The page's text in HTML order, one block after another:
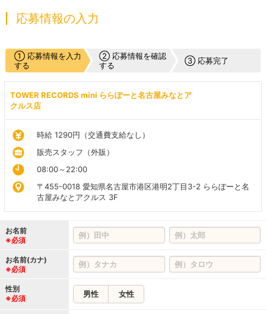
応募情報の入力
① 応募情報を入力
する
② 応募情報を確認
する
③ 応募完了
TOWER RECORDS mini ららぽーと名古屋みなとア
クルス店
時給 1290円（交通費支給なし）
販売スタッフ（外販）
08:00～22:00
〒455-0018 愛知県名古屋市港区港明2丁目3-2 ららぽーと名
古屋みなとアクルス 3F
お名前
※必須
お名前(カナ)
※必須
性別
※必須
男性 女性